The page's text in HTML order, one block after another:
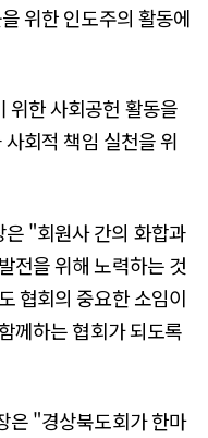
위한 인도주의 활동에
위한 사회공헌 활동을
회적 책임 실천을 위
"회원사 간의 화합과
전을 위해 노력하는 것
협회의 중요한 소임이
께하는 협회가 되도록
은 "경상북도회가 한마